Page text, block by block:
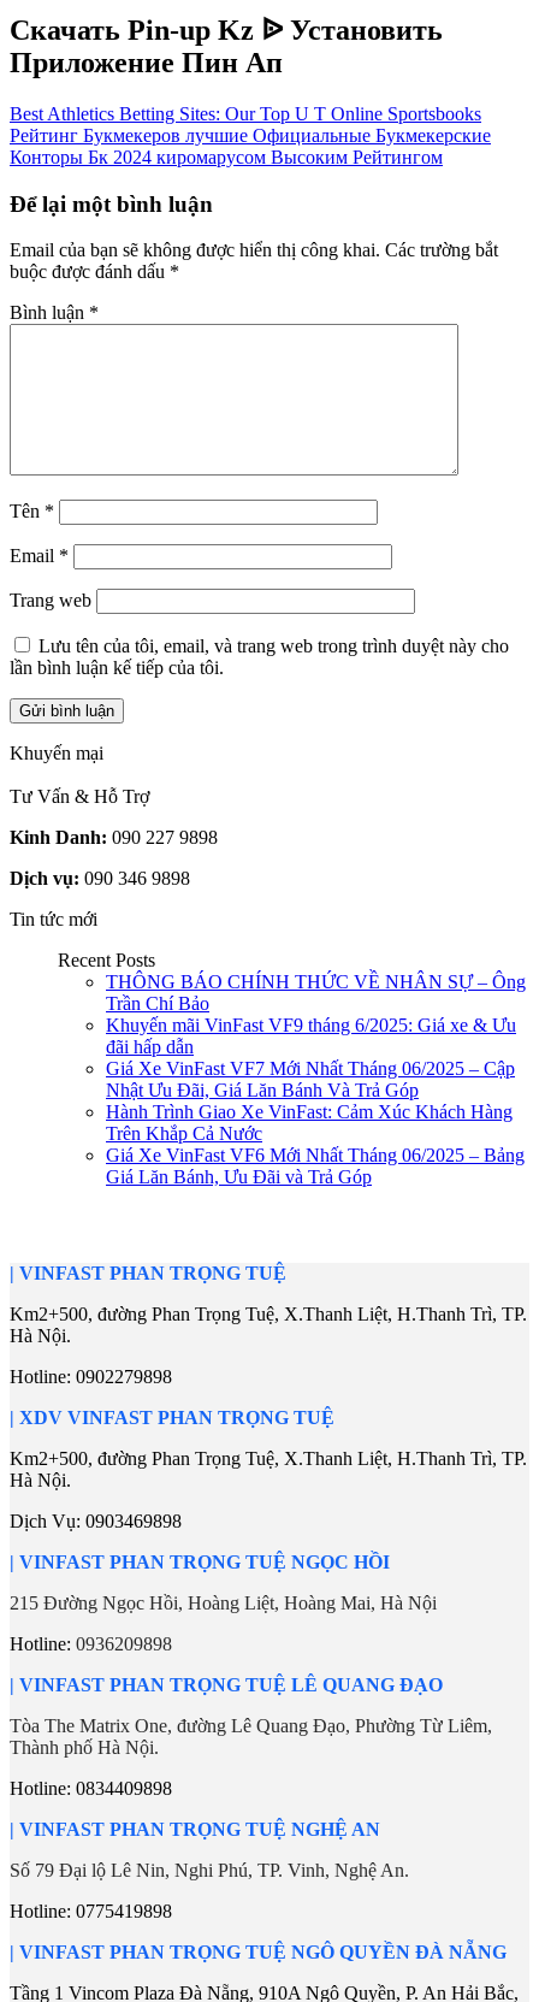
Скачать Pin-up Kz ᐉ Установить
Приложение Пин Ап
Best Athletics Betting Sites: Our Top U T Online Sportsbooks
Рейтинг Букмекеров лучшие Официальные Букмекерские
Конторы Бк 2024 киромарусом Высоким Рейтингом
Để lại một bình luận
Email của bạn sẽ không được hiển thị công khai. Các trường bắt
buộc được đánh dấu *
Bình luận *
Tên *
Email *
Trang web
Lưu tên của tôi, email, và trang web trong trình duyệt này cho
lần bình luận kế tiếp của tôi.
Khuyến mại
Tư Vấn & Hỗ Trợ
Kinh Danh: 090 227 9898
Dịch vụ: 090 346 9898
Tin tức mới
Recent Posts
THÔNG BÁO CHÍNH THỨC VỀ NHÂN SỰ – Ông
Trần Chí Bảo
Khuyến mãi VinFast VF9 tháng 6/2025: Giá xe & Ưu
đãi hấp dẫn
Giá Xe VinFast VF7 Mới Nhất Tháng 06/2025 – Cập
Nhật Ưu Đãi, Giá Lăn Bánh Và Trả Góp
Hành Trình Giao Xe VinFast: Cảm Xúc Khách Hàng
Trên Khắp Cả Nước
Giá Xe VinFast VF6 Mới Nhất Tháng 06/2025 – Bảng
Giá Lăn Bánh, Ưu Đãi và Trả Góp
| VINFAST PHAN TRỌNG TUỆ
Km2+500, đường Phan Trọng Tuệ, X.Thanh Liệt, H.Thanh Trì, TP.
Hà Nội.
Hotline: 0902279898
| XDV VINFAST PHAN TRỌNG TUỆ
Km2+500, đường Phan Trọng Tuệ, X.Thanh Liệt, H.Thanh Trì, TP.
Hà Nội.
Dịch Vụ: 0903469898
| VINFAST PHAN TRỌNG TUỆ NGỌC HỒI
215 Đường Ngọc Hồi, Hoàng Liệt, Hoàng Mai, Hà Nội
Hotline: 0936209898
| VINFAST PHAN TRỌNG TUỆ LÊ QUANG ĐẠO
Tòa The Matrix One, đường Lê Quang Đạo, Phường Từ Liêm,
Thành phố Hà Nội.
Hotline: 0834409898
| VINFAST PHAN TRỌNG TUỆ NGHỆ AN
Số 79 Đại lộ Lê Nin, Nghi Phú, TP. Vinh, Nghệ An.
Hotline: 0775419898
| VINFAST PHAN TRỌNG TUỆ NGÔ QUYỀN ĐÀ NẴNG
Tầng 1 Vincom Plaza Đà Nẵng, 910A Ngô Quyền, P. An Hải Bắc,